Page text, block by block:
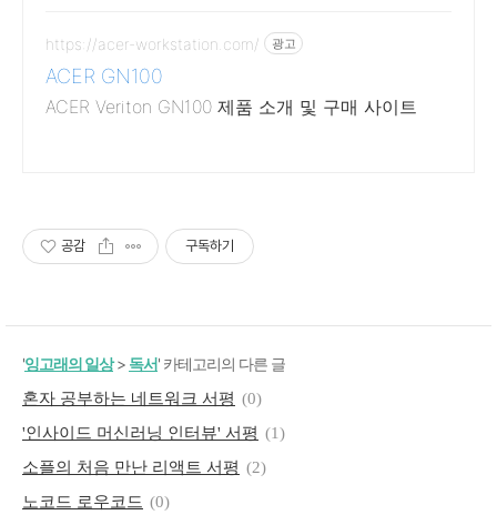
https://acer-workstation.com/ 광고
ACER GN100
ACER Veriton GN100 제품 소개 및 구매 사이트
공감 구독하기
'잉고래의 일상> 독서' 카테고리의 다른 글
혼자 공부하는 네트워크 서평 (0)
'인사이드 머신러닝 인터뷰' 서평 (1)
소플의 처음 만난 리액트 서평 (2)
노코드 로우코드 (0)